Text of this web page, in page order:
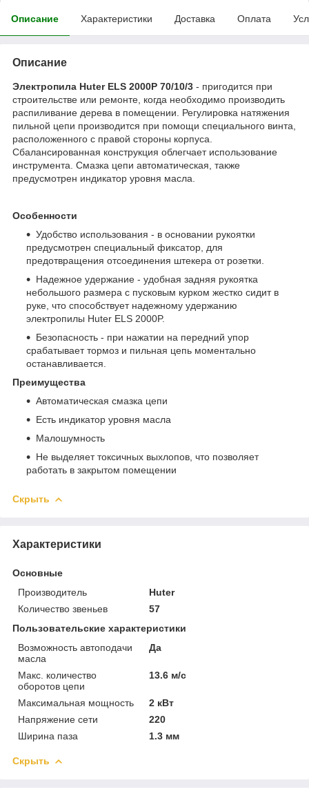
Описание Характеристики Доставка Оплата
Описание
Электропила Huter ELS 2000P 70/10/3 - пригодится при
строительстве или ремонте, когда необходимо производить
распиливание дерева в помещении. Регулировка натяжения
пильной цепи производится при помощи специального винта,
расположенного с правой стороны корпуса.
Сбалансированная конструкция облегчает использование
инструмента. Смазка цепи автоматическая, также
предусмотрен индикатор уровня масла.
Особенности
Удобство использования - в основании рукоятки
предусмотрен специальный фиксатор, для
предотвращения отсоединения штекера от розетки.
Надежное удержание - удобная задняя рукоятка
небольшого размера с пусковым курком жестко сидит в
руке, что способствует надежному удержанию
электропилы Huter ELS 2000P.
Безопасность - при нажатии на передний упор
срабатывает тормоз и пильная цепь моментально
останавливается.
Преимущества
Автоматическая смазка цепи
Есть индикатор уровня масла
Малошумность
Не выделяет токсичных выхлопов, что позволяет
работать в закрытом помещении
Скрыть
Характеристики
Основные
Производитель
Huter
Количество звеньев
57
Пользовательские характеристики
Возможность автоподачи
масла
Да
Макс. количество
оборотов цепи
13.6 м/с
Максимальная мощность
2 кВт
Напряжение сети
220
Ширина паза
1.3 мм
Скрыть